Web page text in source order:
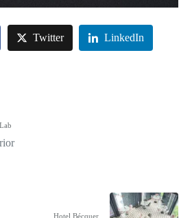
Twitter LinkedIn
Hotel Bécquer